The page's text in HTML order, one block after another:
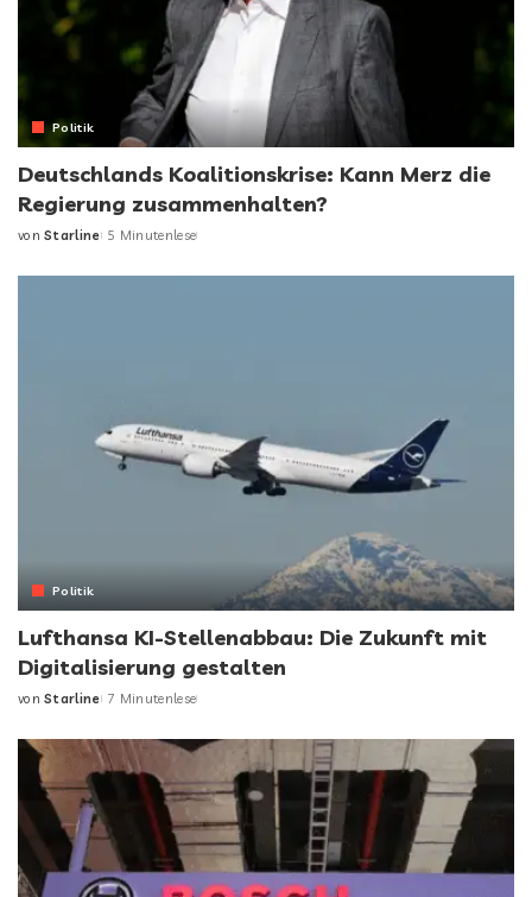
Politik
Deutschlands Koalitionskrise: Kann Merz die
Regierung zusammenhalten?
von Starline 5 Minutenlese
Politik
Lufthansa KI-Stellenabbau: Die Zukunft mit
Digitalisierung gestalten
von Starline 7 Minutenlese